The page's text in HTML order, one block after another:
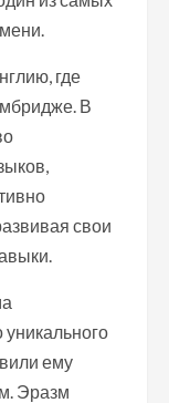
где
В
свои
уникального
ему
Эразм